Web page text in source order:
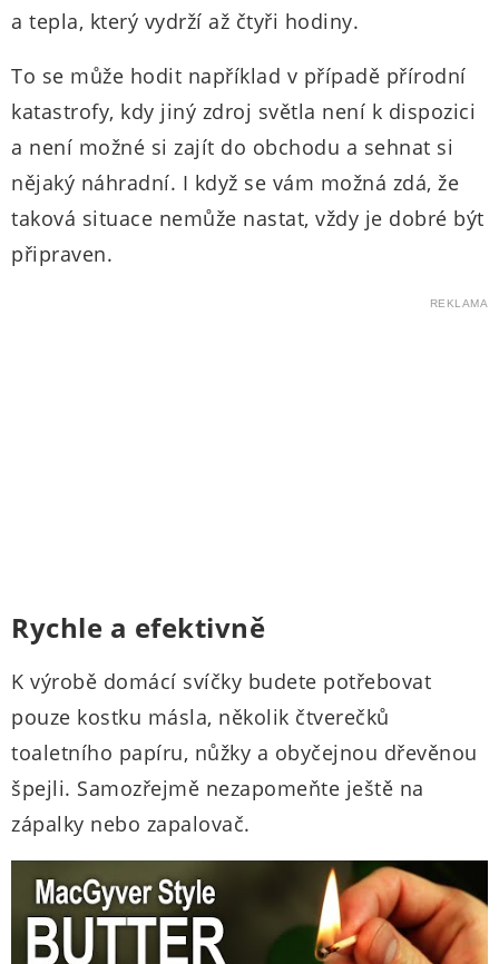
a tepla, který vydrží až čtyři hodiny.
To se může hodit například v případě přírodní
katastrofy, kdy jiný zdroj světla není k dispozici
a není možné si zajít do obchodu a sehnat si
nějaký náhradní. I když se vám možná zdá, že
taková situace nemůže nastat, vždy je dobré být
připraven.
REKLAMA
Rychle a efektivně
K výrobě domácí svíčky budete potřebovat
pouze kostku másla, několik čtverečků
toaletního papíru, nůžky a obyčejnou dřevěnou
špejli. Samozřejmě nezapomeňte ještě na
zápalky nebo zapalovač.